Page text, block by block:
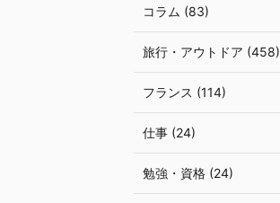
コラム (83)
旅行・アウトドア (458)
フランス (114)
仕事 (24)
勉強・資格 (24)